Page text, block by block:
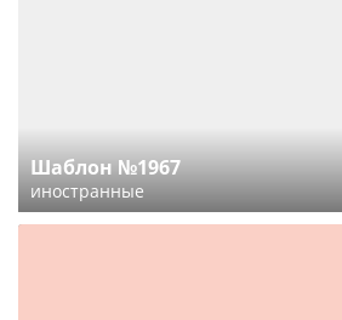
Шаблон №1967
иностранные